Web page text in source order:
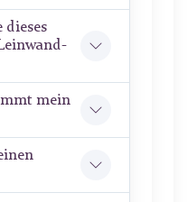
dieses
mein